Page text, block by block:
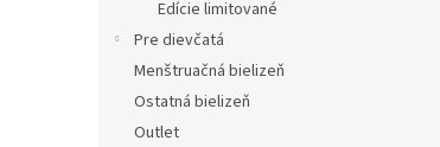
Edície limitované
Pre dievčatá
Menštruačná bielizeň
Ostatná bielizeň
Outlet